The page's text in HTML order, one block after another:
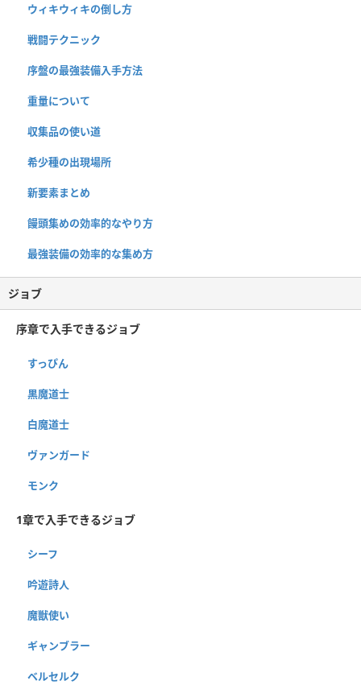
ウィキウィキの倒し方
戦闘テクニック
序盤の最強装備入手方法
重量について
収集品の使い道
希少種の出現場所
新要素まとめ
饅頭集めの効率的なやり方
最強装備の効率的な集め方
ジョブ
序章で入手できるジョブ
すっぴん
黒魔道士
白魔道士
ヴァンガード
モンク
1章で入手できるジョブ
シーフ
吟遊詩人
魔獣使い
ギャンブラー
ベルセルク